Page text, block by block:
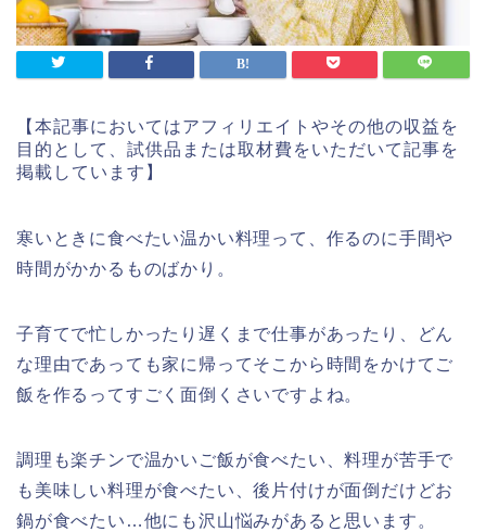
【本記事においてはアフィリエイトやその他の収益を
目的として、試供品または取材費をいただいて記事を
掲載しています】
寒いときに食べたい温かい料理って、作るのに手間や
時間がかかるものばかり。
子育てで忙しかったり遅くまで仕事があったり、どん
な理由であっても家に帰ってそこから時間をかけてご
飯を作るってすごく面倒くさいですよね。
調理も楽チンで温かいご飯が食べたい、料理が苦手で
も美味しい料理が食べたい、後片付けが面倒だけどお
鍋が食べたい…他にも沢山悩みがあると思います。